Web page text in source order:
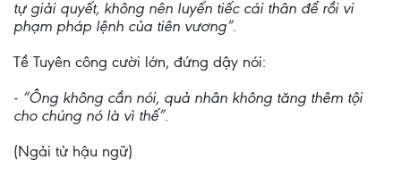
tự giải quyết, không nên luyến tiếc cái thân để rồi vi
phạm pháp lệnh của tiên vương”.
Tề Tuyên công cười lớn, đứng dậy nói:
- “Ông không cần nói, quả nhân không tăng thêm tội
cho chúng nó là vì thế”.
(Ngải tử hậu ngữ)